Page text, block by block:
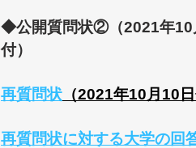
◆公開質問状②（2021年10
付）
再質問状 （2021年10月10
再質問状に対する大学の回